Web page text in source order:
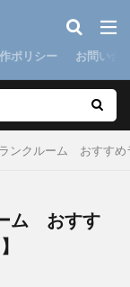
ポリシー お問い合
ンクルーム おすすめ
ム おすす